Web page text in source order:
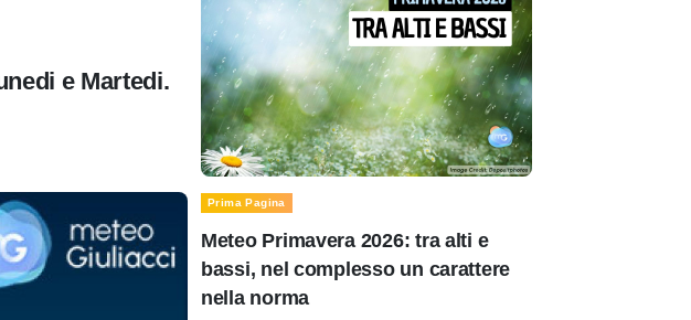
e Martedi.
Prima Pagina
Meteo Primavera 2026: tra alti e
bassi, nel complesso un carattere
nella norma